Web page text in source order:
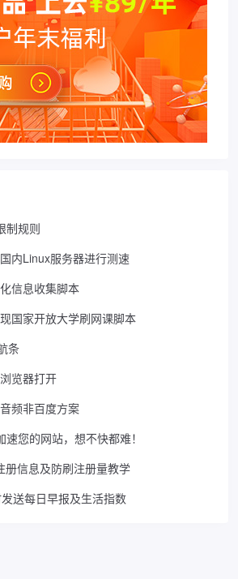
制规则
内Linux服务器进行测速
信息收集脚本
国家开放大学刷网课脚本
条
览器打开
频非百度方案
您的网站，想不快都难！
册信息及防刷注册量教学
送每日早报及生活指数